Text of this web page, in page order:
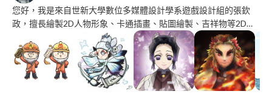
您好，我是來自世新大學數位多媒體設計學系遊戲設計組的張欽
政，擅長繪製2D人物形象、卡通插畫、貼圖繪製、吉祥物等2D圖
像繪製，能配合您的需求進行繪製；我也曾到過廣告行銷公司實
習，能獨立繪製社交媒體的創意貼文、banner、經驗營社群等技
能。此外，我也有觸及故事發想與繪本製作，希望能有機會能與您
合作！